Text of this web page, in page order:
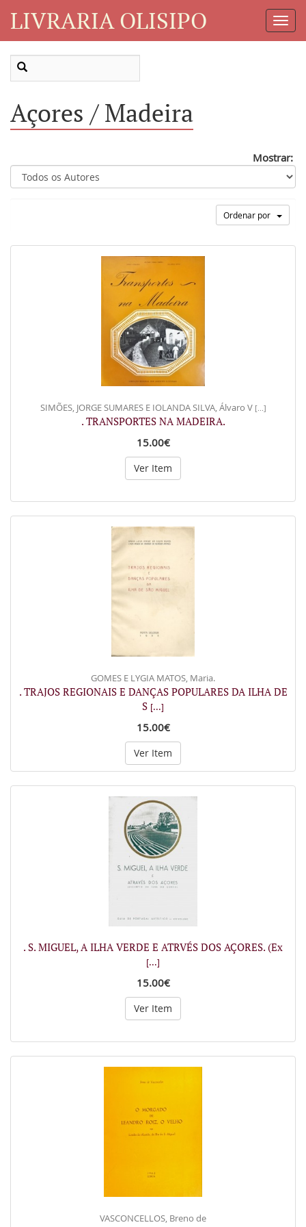
LIVRARIA OLISIPO
Açores / Madeira
Mostrar:
Ordenar por
SIMÕES, JORGE SUMARES E IOLANDA SILVA, Álvaro V [...]
. TRANSPORTES NA MADEIRA.
15.00€
Ver Item
GOMES E LYGIA MATOS, Maria.
. TRAJOS REGIONAIS E DANÇAS POPULARES DA ILHA DE
S [...]
15.00€
Ver Item
. S. MIGUEL, A ILHA VERDE E ATRVÉS DOS AÇORES. (Ex
[...]
15.00€
Ver Item
VASCONCELLOS, Breno de